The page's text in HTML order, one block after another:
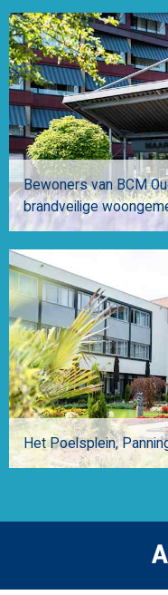
Bewoners van BCM
brandveilige
Het Poelsplein